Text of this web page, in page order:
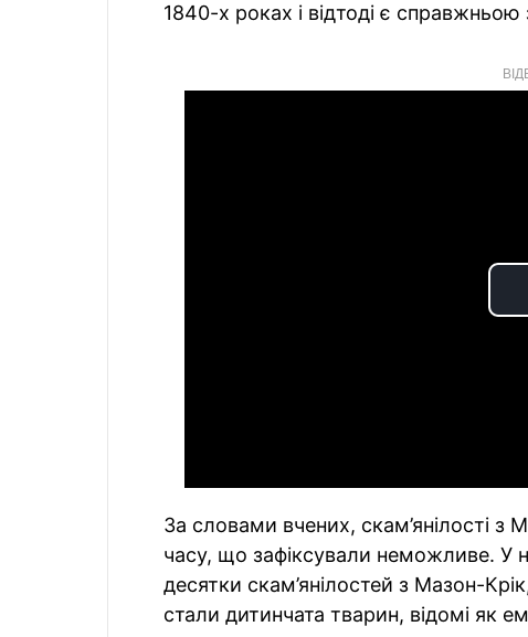
1840-х роках і відтоді є
За словами вчених, скам’янілості
часу, що зафіксували неможливе. У
десятки скам’янілостей з Мазон-
стали дитинчата тварин, відомі як